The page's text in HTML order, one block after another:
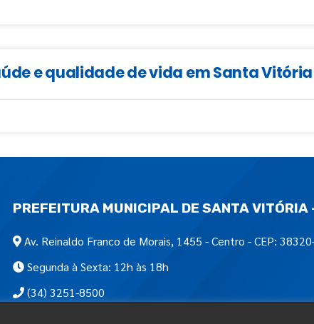
e qualidade de vida em Santa Vitória
PREFEITURA MUNICIPAL DE SANTA VITÓRIA
Av. Reinaldo Franco de Morais, 1455 - Centro - CEP:
Segunda à Sexta: 12h às 18h
(34) 3251-8500